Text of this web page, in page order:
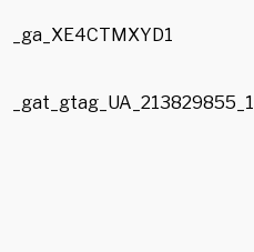
_ga_XE4CTMXYD1
_gat_gtag_UA_213829855_1